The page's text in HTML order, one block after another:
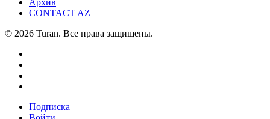
CONTACT AZ
© 2026 Turan. Все права защищены.
Подписка